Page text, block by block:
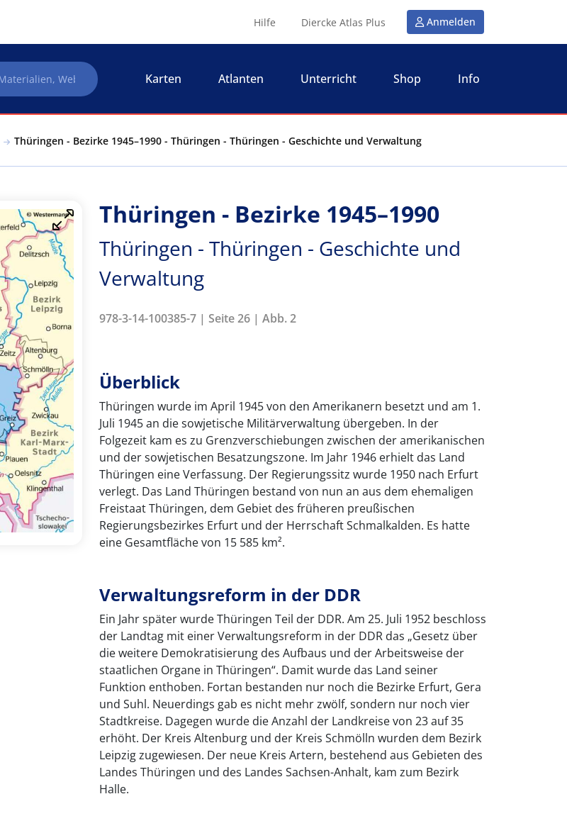
Hilfe Diercke Atlas Plus Anmelden
Karten Atlanten Unterricht Shop Info
Thüringen - Bezirke 1945–1990 - Thüringen - Thüringen - Geschichte und Verwaltung
Thüringen - Bezirke 1945–1990
Thüringen - Thüringen - Geschichte und
Verwaltung
978-3-14-100385-7 | Seite 26 | Abb. 2
Überblick
Thüringen wurde im April 1945 von den Amerikanern besetzt und am 1.
Juli 1945 an die sowjetische Militärverwaltung übergeben. In der
Folgezeit kam es zu Grenzverschiebungen zwischen der amerikanischen
und der sowjetischen Besatzungszone. Im Jahr 1946 erhielt das Land
Thüringen eine Verfassung. Der Regierungssitz wurde 1950 nach Erfurt
verlegt. Das Land Thüringen bestand von nun an aus dem ehemaligen
Freistaat Thüringen, dem Gebiet des früheren preußischen
Regierungsbezirkes Erfurt und der Herrschaft Schmalkalden. Es hatte
eine Gesamtfläche von 15 585 km².
Verwaltungsreform in der DDR
Ein Jahr später wurde Thüringen Teil der DDR. Am 25. Juli 1952 beschloss
der Landtag mit einer Verwaltungsreform in der DDR das „Gesetz über
die weitere Demokratisierung des Aufbaus und der Arbeitsweise der
staatlichen Organe in Thüringen“. Damit wurde das Land seiner
Funktion enthoben. Fortan bestanden nur noch die Bezirke Erfurt, Gera
und Suhl. Neuerdings gab es nicht mehr zwölf, sondern nur noch vier
Stadtkreise. Dagegen wurde die Anzahl der Landkreise von 23 auf 35
erhöht. Der Kreis Altenburg und der Kreis Schmölln wurden dem Bezirk
Leipzig zugewiesen. Der neue Kreis Artern, bestehend aus Gebieten des
Landes Thüringen und des Landes Sachsen-Anhalt, kam zum Bezirk
Halle.